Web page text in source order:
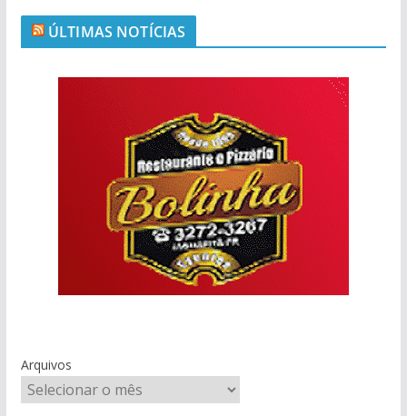
ÚLTIMAS NOTÍCIAS
Arquivos